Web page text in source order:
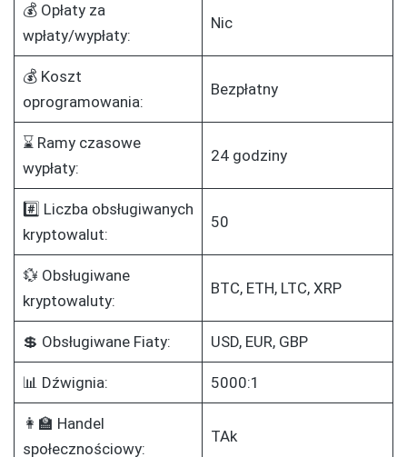
💰 Opłaty za
wpłaty/wypłaty:
Nic
💰 Koszt
oprogramowania:
Bezpłatny
⌛ Ramy czasowe
wypłaty:
24 godziny
#️⃣ Liczba obsługiwanych
kryptowalut:
50
💱 Obsługiwane
kryptowaluty:
BTC, ETH, LTC, XRP
💲 Obsługiwane Fiaty: USD, EUR, GBP
📊 Dźwignia: 5000:1
👩‍🏫 Handel
społecznościowy:
TAk